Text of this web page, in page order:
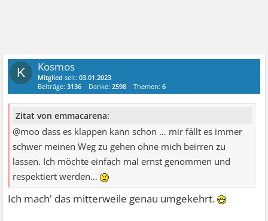
K Kosmos
Mitglied seit:03.01.2023
Beiträge:3136 Danke:2598 Themen:6
Zitat von emmacarena:
@moo dass es klappen kann schon … mir fällt es immer
schwer meinen Weg zu gehen ohne mich beirren zu
lassen. Ich möchte einfach mal ernst genommen und
respektiert werden…
Ich mach' das mitterweile genau umgekehrt.